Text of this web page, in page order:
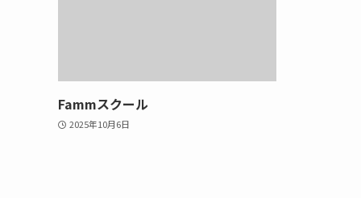
Fammスクール
2025年10月6日